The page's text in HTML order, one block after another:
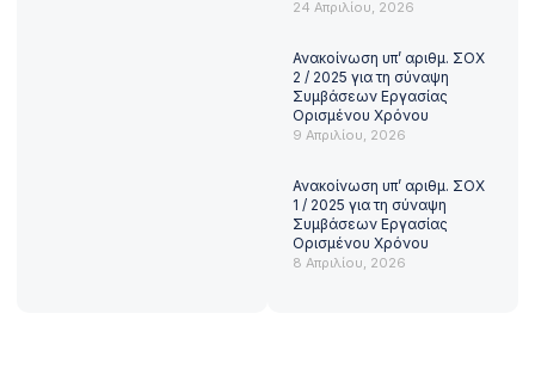
24 Απριλίου, 2026
Ανακοίνωση υπ’ αριθμ. ΣΟΧ
2 / 2025 για τη σύναψη
Συμβάσεων Εργασίας
Ορισμένου Χρόνου
9 Απριλίου, 2026
Ανακοίνωση υπ’ αριθμ. ΣΟΧ
1 / 2025 για τη σύναψη
Συμβάσεων Εργασίας
Ορισμένου Χρόνου
8 Απριλίου, 2026